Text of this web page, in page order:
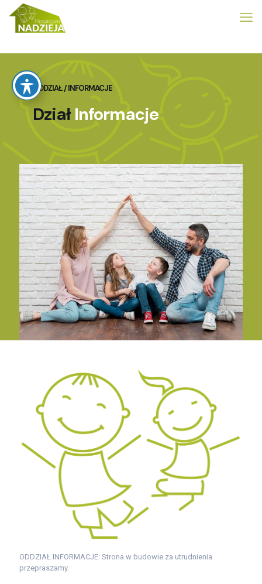
ODDZIAŁ / INFORMACJE
DziałInformacje
ODDZIAŁ INFORMACJE: Strona w budowie za utrudnienia
przepraszamy.